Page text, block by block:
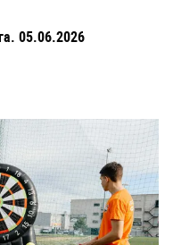
05.06.2026